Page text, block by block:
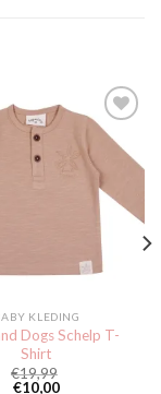
Toevoegen
aan
verlanglijst
KLEDING
Dogs Schelp T-
Shirt
€19,99
€10,00